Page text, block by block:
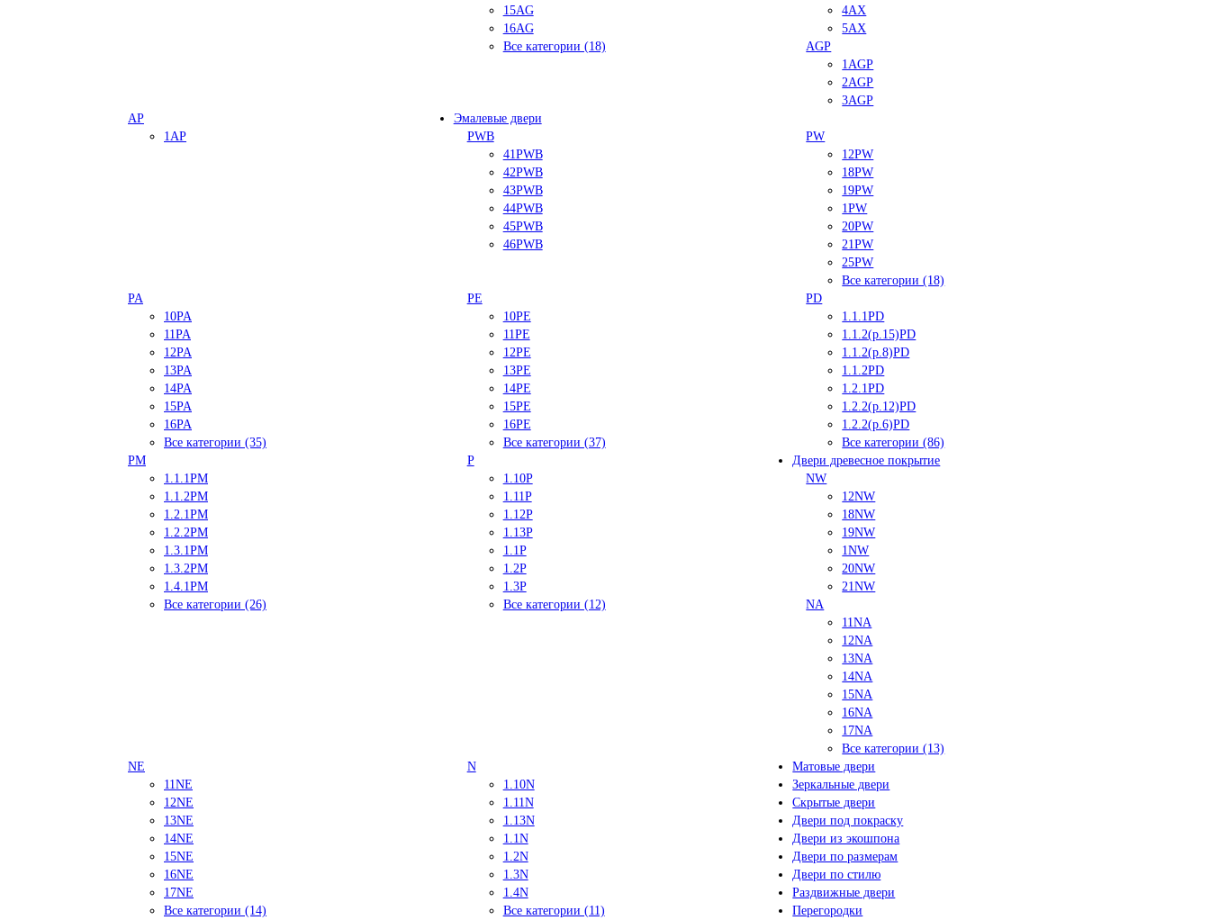
15AG
16AG
Все категории (18)
4AX
5AX
AGP
1AGP
2AGP
3AGP
AP
1AP
Эмалевые двери
PWB
41PWB
42PWB
43PWB
44PWB
45PWB
46PWB
PW
12PW
18PW
19PW
1PW
20PW
21PW
25PW
Все категории (18)
PA
10PA
11PA
12PA
13PA
14PA
15PA
16PA
Все категории (35)
PE
10PE
11PE
12PE
13PE
14PE
15PE
16PE
Все категории (37)
PD
1.1.1PD
1.1.2(р.15)PD
1.1.2(р.8)PD
1.1.2PD
1.2.1PD
1.2.2(р.12)PD
1.2.2(р.6)PD
Все категории (86)
PM
1.1.1PM
1.1.2PM
1.2.1PM
1.2.2PM
1.3.1PM
1.3.2PM
1.4.1PM
Все категории (26)
P
1.10P
1.11P
1.12P
1.13P
1.1P
1.2P
1.3P
Все категории (12)
Двери древесное покрытие
NW
12NW
18NW
19NW
1NW
20NW
21NW
NA
11NA
12NA
13NA
14NA
15NA
16NA
17NA
Все категории (13)
NE
11NE
12NE
13NE
14NE
15NE
16NE
17NE
Все категории (14)
N
1.10N
1.11N
1.13N
1.1N
1.2N
1.3N
1.4N
Все категории (11)
Матовые двери
Зеркальные двери
Скрытые двери
Двери под покраску
Двери из экошпона
Двери по размерам
Двери по стилю
Раздвижные двери
Перегородки